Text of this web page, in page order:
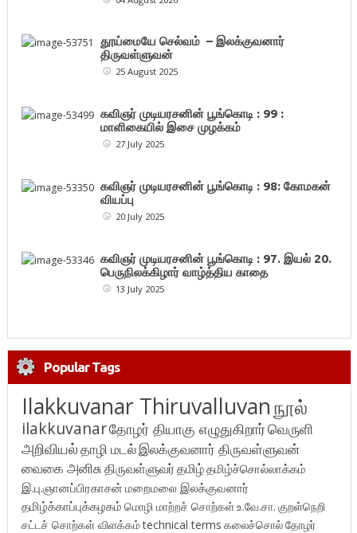
தூய்மையே செல்வம் – இலக்குவனார்
திருவள்ளுவன்
25 August 2025
கவிஞர் முடியரசனின் பூங்கொடி : 99 :
மாளிகையில் இசை முழக்கம்
27 July 2025
கவிஞர் முடியரசனின் பூங்கொடி : 98: கோமகன்
வியப்பு
20 July 2025
கவிஞர் முடியரசனின் பூங்கொடி : 97. இயல் 20.
பெருநிலக்கிழார் வாழ்த்திய காதை
13 July 2025
Popular Tags
Ilakkuvanar Thiruvalluvanநூல்
ilakkuvanarதோழர் தியாகு எழுதுகிறார்வெருளி
அறிவியல்தாழி மடல்இலக்குவனார் திருவள்ளுவன்
வைகை அனிசுதிருவள்ளுவர்தமிழ்தமிழ்ச்சொல்லாக்கம்
இ.பு.ஞானப்பிரகாசன் மறைமலை இலக்குவனார்
தமிழ்க்காப்புக்கழகம் மொழி மாற்றச் சொற்கள்உ.வே.சா. குறள்நெறி
சட்டச் சொற்கள் விளக்கம்technical terms கலைச்சொல்தோழர்